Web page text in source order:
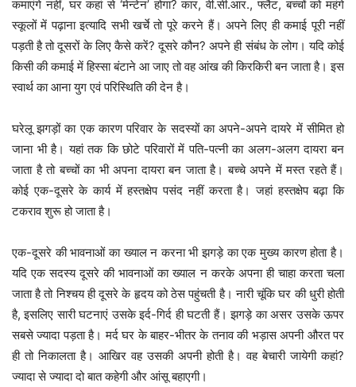
कमाएंगे नहीं, घर कहां से ‘मेन्टेन’ होगा? कार, वी.सी.आर., फ्लैट, बच्चों को महंगे
स्कूलों में पढ़ाना इत्यादि सभी खर्चे तो पूरे करने हैं। अपने लिए ही कमाई पूरी नहीं
पड़ती है तो दूसरों के लिए कैसे करें? दूसरे कौन? अपने ही संबंध के लोग। यदि कोई
किसी की कमाई में हिस्सा बंटाने आ जाए तो वह आंख की किरकिरी बन जाता है। इस
स्वार्थ का आना युग एवं परिस्थिति की देन है।
घरेलू झगड़ों का एक कारण परिवार के सदस्यों का अपने-अपने दायरे में सीमित हो
जाना भी है। यहां तक कि छोटे परिवारों में पति-पत्नी का अलग-अलग दायरा बन
जाता है तो बच्चों का भी अपना दायरा बन जाता है। बच्चे अपने में मस्त रहते हैं।
कोई एक-दूसरे के कार्य में हस्तक्षेप पसंद नहीं करता है। जहां हस्तक्षेप बढ़ा कि
टकराव शुरू हो जाता है।
एक-दूसरे की भावनाओं का ख्याल न करना भी झगड़े का एक मुख्य कारण होता है।
यदि एक सदस्य दूसरे की भावनाओं का ख्याल न करके अपना ही चाहा करता चला
जाता है तो निश्चय ही दूसरे के हृदय को ठेस पहुंचती है। नारी चूंकि घर की धुरी होती
है, इसलिए सारी घटनाएं उसके इर्द-गिर्द ही घटती हैं। झगड़े का असर उसके ऊपर
सबसे ज्यादा पड़ता है। मर्द घर के बाहर-भीतर के तनाव की भड़ास अपनी औरत पर
ही तो निकालता है। आखिर वह उसकी अपनी होती है। वह बेचारी जायेगी कहां?
ज्यादा से ज्यादा दो बात कहेगी और आंसू बहाएगी।